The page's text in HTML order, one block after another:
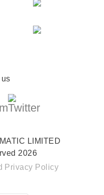
LIMITED
2026
Privacy Policy